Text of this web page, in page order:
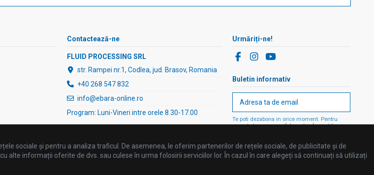
Contactează-ne
FLUID PROCESSING SRL
str. Rampei nr.1, Codlea, jud. Brasov, Romania
+40 268 547 832
info@ebara-online.ro
Program: Luni-Vineri intre orele 8.30-17.00
Urmăriți-ne!
Buletin informativ
Te poti dezabona in orice moment. Pentru
aceasta te rugam sa folosesti informatiile
sociale și pentru a analiza traficul. De asemenea, le oferim partenerilor de rețele sociale, de publicitate și de
informații oferite de dvs. sau culese în urma folosirii serviciilor lor. În cazul în care alegeți să continuați să utilizați